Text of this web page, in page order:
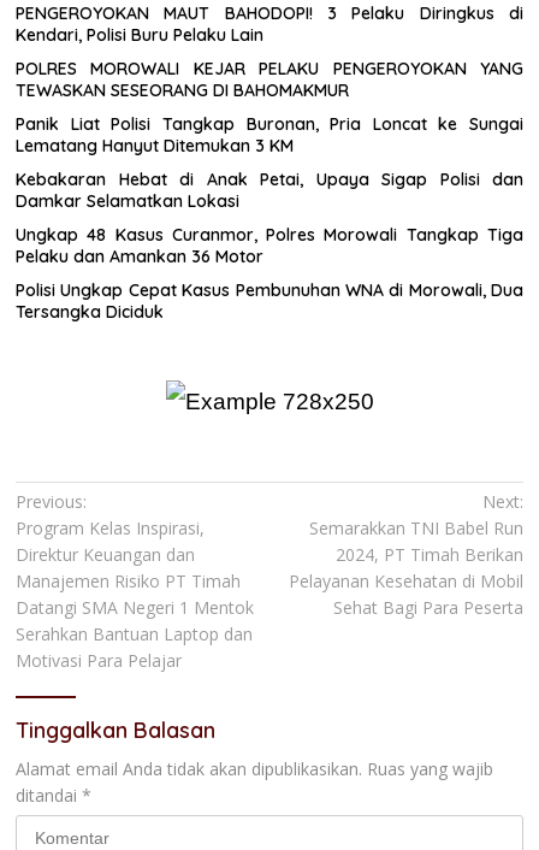
PENGEROYOKAN MAUT BAHODOPI! 3 Pelaku Diringkus di
Kendari, Polisi Buru Pelaku Lain
POLRES MOROWALI KEJAR PELAKU PENGEROYOKAN YANG
TEWASKAN SESEORANG DI BAHOMAKMUR
Panik Liat Polisi Tangkap Buronan, Pria Loncat ke Sungai
Lematang Hanyut Ditemukan 3 KM
Kebakaran Hebat di Anak Petai, Upaya Sigap Polisi dan
Damkar Selamatkan Lokasi
Ungkap 48 Kasus Curanmor, Polres Morowali Tangkap Tiga
Pelaku dan Amankan 36 Motor
Polisi Ungkap Cepat Kasus Pembunuhan WNA di Morowali, Dua
Tersangka Diciduk
Navigasi
pos
Previous:
Program Kelas Inspirasi,
Direktur Keuangan dan
Manajemen Risiko PT Timah
Datangi SMA Negeri 1 Mentok
Serahkan Bantuan Laptop dan
Motivasi Para Pelajar
Next:
Semarakkan TNI Babel Run
2024, PT Timah Berikan
Pelayanan Kesehatan di Mobil
Sehat Bagi Para Peserta
Tinggalkan Balasan
Alamat email Anda tidak akan dipublikasikan. Ruas yang wajib
ditandai *